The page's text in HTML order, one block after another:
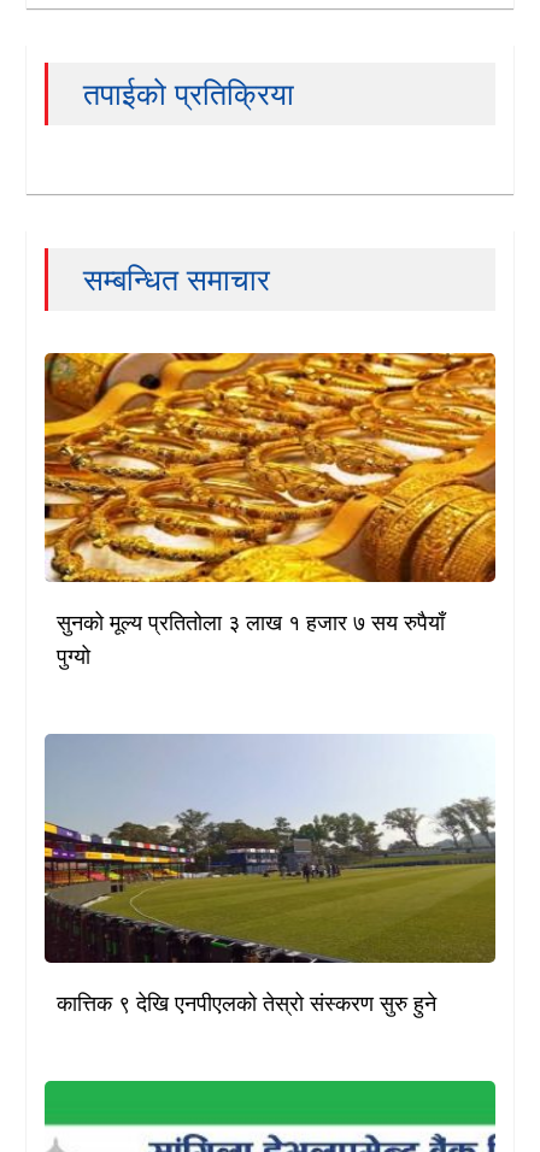
तपाईको प्रतिक्रिया
सम्बन्धित समाचार
सुनको मूल्य प्रतितोला ३ लाख १ हजार ७ सय रुपैयाँ
पुग्यो
कात्तिक ९ देखि एनपीएलको तेस्रो संस्करण सुरु हुने